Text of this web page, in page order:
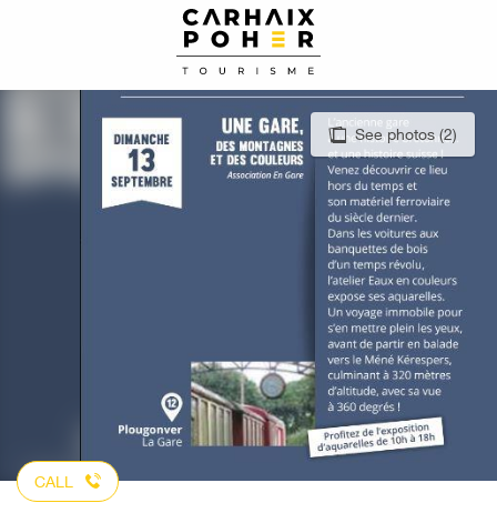
principal
See photos (2)
CALL